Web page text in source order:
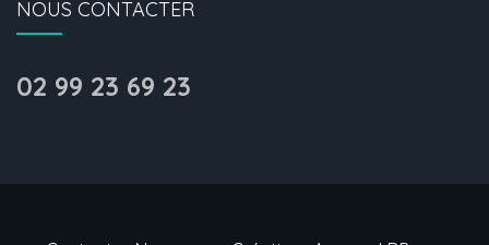
NOUS CONTACTER
02 99 23 69 23